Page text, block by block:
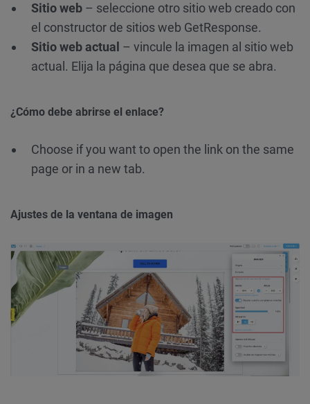
Sitio web – seleccione otro sitio web creado con
el constructor de sitios web GetResponse.
Sitio web actual – vincule la imagen al sitio web
actual. Elija la página que desea que se abra.
¿Cómo debe abrirse el enlace?
Choose if you want to open the link on the same
page or in a new tab.
Ajustes de la ventana de imagen